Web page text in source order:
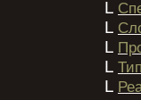
L
L
L
L
L